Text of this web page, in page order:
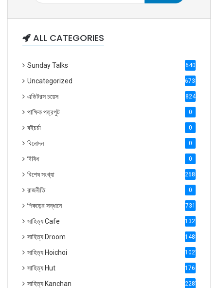
ALL CATEGORIES
Sunday Talks 640
Uncategorized 6738
এডিটরস চয়েস 824
পাক্ষিক পত্রপুট 0
বইচর্চা 0
বিনোদন 0
বিবিধ 0
বিশেষ সংখ্যা 2686
রাজনীতি 0
শিকড়ের সন্ধানে 731
সাহিত্য Cafe 1321
সাহিত্য Droom 1488
সাহিত্য Hoichoi 1027
সাহিত্য Hut 1769
সাহিত্য Kanchan 2287